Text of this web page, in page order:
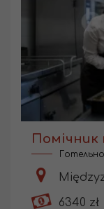
Помічник
6340